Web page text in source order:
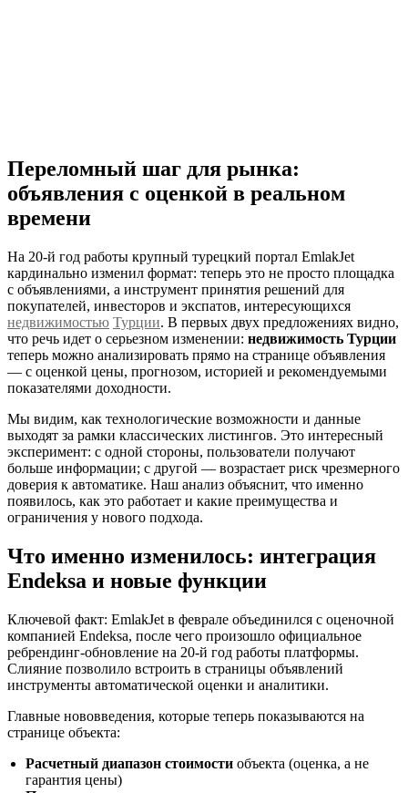
Переломный шаг для рынка:
объявления с оценкой в реальном
времени
На 20‑й год работы крупный турецкий портал EmlakJet
кардинально изменил формат: теперь это не просто площадка
с объявлениями, а инструмент принятия решений для
покупателей, инвесторов и экспатов, интересующихся
недвижимостью Турции. В первых двух предложениях видно,
что речь идет о серьезном изменении: недвижимость Турции
теперь можно анализировать прямо на странице объявления
— с оценкой цены, прогнозом, историей и рекомендуемыми
показателями доходности.
Мы видим, как технологические возможности и данные
выходят за рамки классических листингов. Это интересный
эксперимент: с одной стороны, пользователи получают
больше информации; с другой — возрастает риск чрезмерного
доверия к автоматике. Наш анализ объяснит, что именно
появилось, как это работает и какие преимущества и
ограничения у нового подхода.
Что именно изменилось: интеграция
Endeksa и новые функции
Ключевой факт: EmlakJet в феврале объединился с оценочной
компанией Endeksa, после чего произошло официальное
ребрендинг‑обновление на 20‑й год работы платформы.
Слияние позволило встроить в страницы объявлений
инструменты автоматической оценки и аналитики.
Главные нововведения, которые теперь показываются на
странице объекта:
Расчетный диапазон стоимости объекта (оценка, а не
гарантия цены)